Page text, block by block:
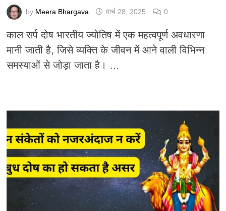
by Meera Bhargava मार्च 28, 2025 0
काल सर्प दोष भारतीय ज्योतिष में एक महत्वपूर्ण अवधारणा
मानी जाती है, जिसे व्यक्ति के जीवन में आने वाली विभिन्न
समस्याओं से जोड़ा जाता है। …